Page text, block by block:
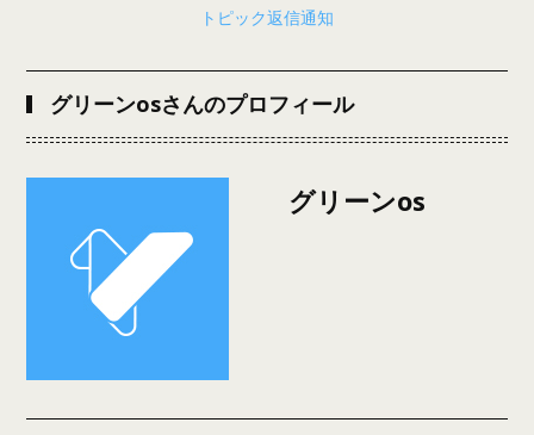
トピック返信通知
グリーンosさんのプロフィール
グリーンos